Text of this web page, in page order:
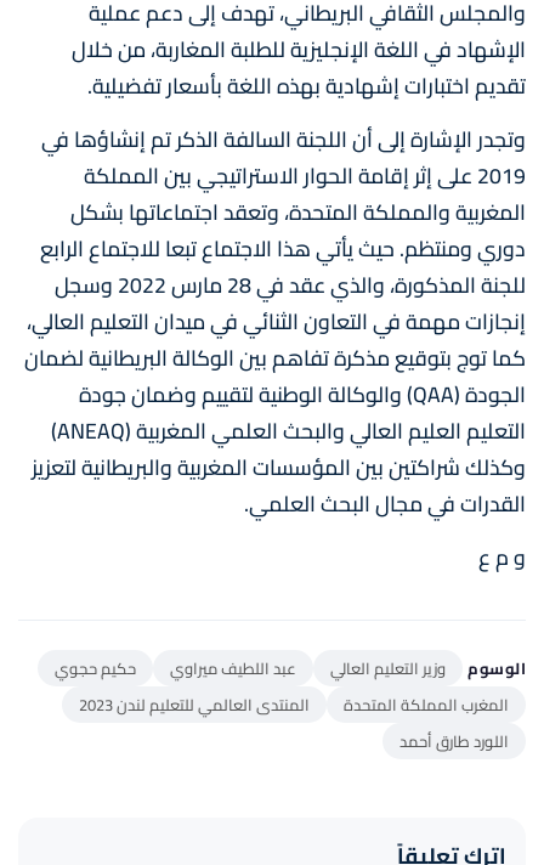
والمجلس الثقافي البريطاني، تهدف إلى دعم عملية
الإشهاد في اللغة الإنجليزية للطلبة المغاربة، من خلال
تقديم اختبارات إشهادية بهذه اللغة بأسعار تفضيلية.
وتجدر الإشارة إلى أن اللجنة السالفة الذكر تم إنشاؤها في
2019 على إثر إقامة الحوار الاستراتيجي بين المملكة
المغربية والمملكة المتحدة، وتعقد اجتماعاتها بشكل
دوري ومنتظم. حيث يأتي هذا الاجتماع تبعا للاجتماع الرابع
للجنة المذكورة، والذي عقد في 28 مارس 2022 وسجل
إنجازات مهمة في التعاون الثنائي في ميدان التعليم العالي،
كما توج بتوقيع مذكرة تفاهم بين الوكالة البريطانية لضمان
الجودة (QAA) والوكالة الوطنية لتقييم وضمان جودة
التعليم العليم العالي والبحث العلمي المغربية (ANEAQ)
وكذلك شراكتين بين المؤسسات المغربية والبريطانية لتعزيز
القدرات في مجال البحث العلمي.
و م ع
الوسوم وزير التعليم العالي عبد اللطيف ميراوي
حكيم حجوي
المغرب المملكة المتحدة
المنتدى العالمي للتعليم لندن 2023
اللورد طارق أحمد
اترك تعليقاً